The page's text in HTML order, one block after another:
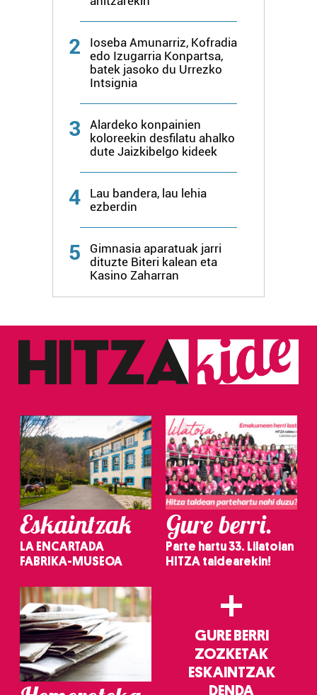
2
Ioseba Amunarriz, Kofradia
edo Izugarria Konpartsa,
batek jasoko du Urrezko
Intsignia
3
Alardeko konpainien
koloreekin desfilatu ahalko
dute Jaizkibelgo kideek
4
Lau bandera, lau lehia
ezberdin
5
Gimnasia aparatuak jarri
dituzte Biteri kalean eta
Kasino Zaharran
Eskaintzak
LA ENCARTADA
FABRIKA-MUSEOA
Gure berri.
Parte hartu 33. Lilatoian
HITZA taldearekin!
+
GURE BERRI
ZOZKETAK
ESKAINTZAK
DENDA